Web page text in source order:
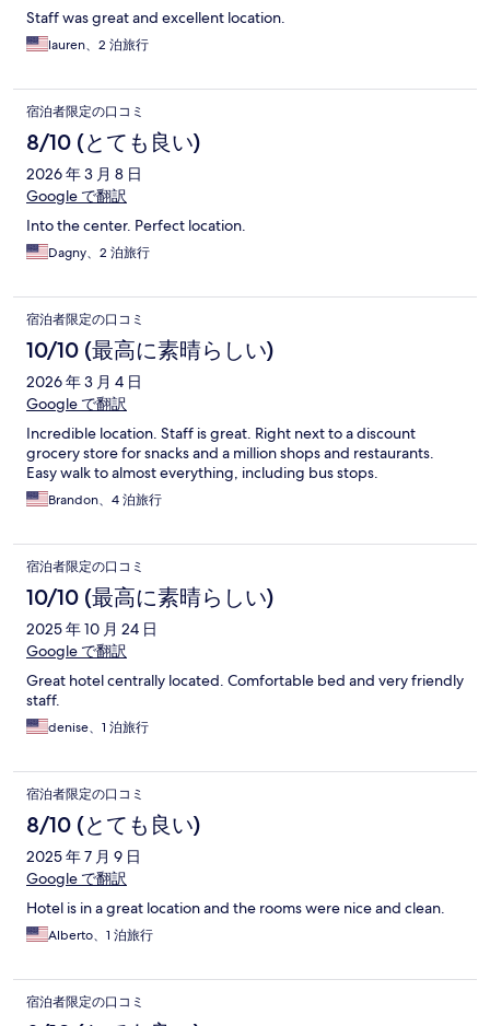
Staff was great and excellent location.
lauren、2 泊旅行
宿泊者限定の口コミ
8/10 (とても良い)
2026 年 3 月 8 日
Google で翻訳
Into the center. Perfect location.
Dagny、2 泊旅行
宿泊者限定の口コミ
10/10 (最高に素晴らしい)
2026 年 3 月 4 日
Google で翻訳
Incredible location. Staff is great. Right next to a discount
grocery store for snacks and a million shops and restaurants.
Easy walk to almost everything, including bus stops.
Brandon、4 泊旅行
宿泊者限定の口コミ
10/10 (最高に素晴らしい)
2025 年 10 月 24 日
Google で翻訳
Great hotel centrally located. Comfortable bed and very friendly
staff.
denise、1 泊旅行
宿泊者限定の口コミ
8/10 (とても良い)
2025 年 7 月 9 日
Google で翻訳
Hotel is in a great location and the rooms were nice and clean.
Alberto、1 泊旅行
宿泊者限定の口コミ